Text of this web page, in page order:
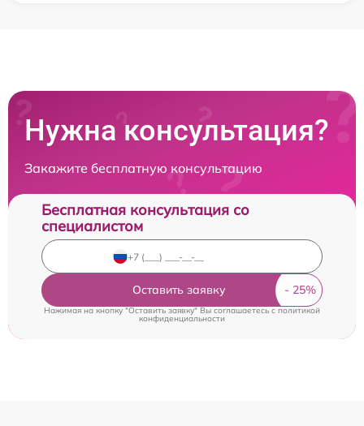
Нужна консультация?
Закажите бесплатную консультацию
Бесплатная консультация со
специалистом
Оставить заявку
Нажимая на кнопку "Оставить заявку" Вы соглашаетесь c политикой
конфиденциальности